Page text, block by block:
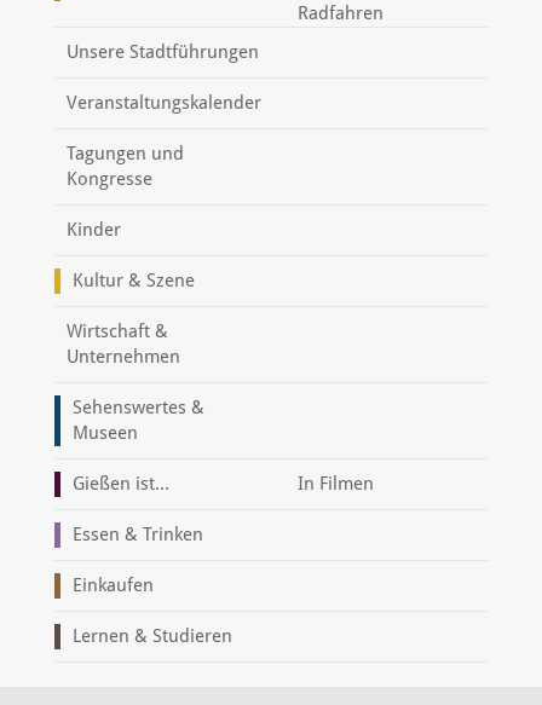
Radfahren
Unsere Stadtführungen
Veranstaltungskalender
Tagungen und
Kongresse
Kinder
Kultur & Szene
Wirtschaft &
Unternehmen
Sehenswertes &
Museen
Gießen ist... In Filmen
Essen & Trinken
Einkaufen
Lernen & Studieren